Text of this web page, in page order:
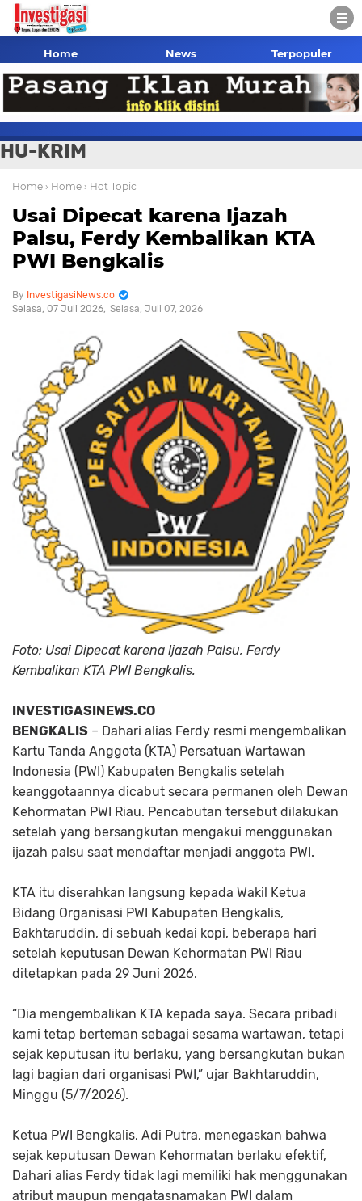
Home News Terpopuler
HU-KRIM
Home › Home › Hot Topic
Usai Dipecat karena Ijazah
Palsu, Ferdy Kembalikan KTA
PWI Bengkalis
InvestigasiNews.co
Selasa, 07 Juli 2026 Selasa, Juli 07, 2026
Foto: Usai Dipecat karena Ijazah Palsu, Ferdy
Kembalikan KTA PWI Bengkalis.
INVESTIGASINEWS.CO
BENGKALIS – Dahari alias Ferdy resmi mengembalikan
Kartu Tanda Anggota (KTA) Persatuan Wartawan
Indonesia (PWI) Kabupaten Bengkalis setelah
keanggotaannya dicabut secara permanen oleh Dewan
Kehormatan PWI Riau. Pencabutan tersebut dilakukan
setelah yang bersangkutan mengakui menggunakan
ijazah palsu saat mendaftar menjadi anggota PWI.
KTA itu diserahkan langsung kepada Wakil Ketua
Bidang Organisasi PWI Kabupaten Bengkalis,
Bakhtaruddin, di sebuah kedai kopi, beberapa hari
setelah keputusan Dewan Kehormatan PWI Riau
ditetapkan pada 29 Juni 2026.
“Dia mengembalikan KTA kepada saya. Secara pribadi
kami tetap berteman sebagai sesama wartawan, tetapi
sejak keputusan itu berlaku, yang bersangkutan bukan
lagi bagian dari organisasi PWI,” ujar Bakhtaruddin,
Minggu (5/7/2026).
Ketua PWI Bengkalis, Adi Putra, menegaskan bahwa
sejak keputusan Dewan Kehormatan berlaku efektif,
Dahari alias Ferdy tidak lagi memiliki hak menggunakan
atribut maupun mengatasnamakan PWI dalam